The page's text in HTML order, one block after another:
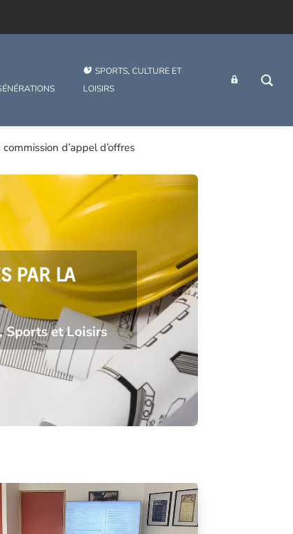
SPORTS, CULTURE ET
LOISIRS
INTRANET
d’appel d’offres
PAR LA
Sports et Loisirs